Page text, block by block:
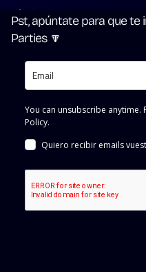
Pst, apúntate para que te
Parties 🔽